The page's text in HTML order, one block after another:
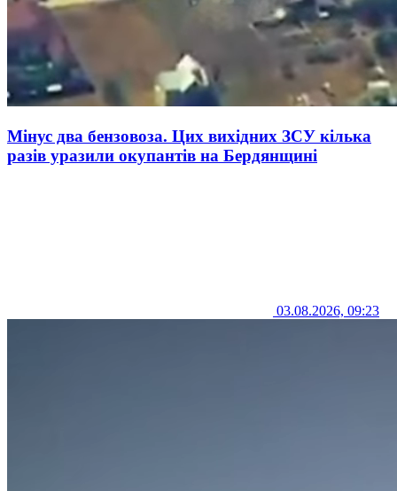
Мінус два бензовоза. Цих вихідних ЗСУ кілька
разів уразили окупантів на Бердянщині
03.08.2026, 09:23